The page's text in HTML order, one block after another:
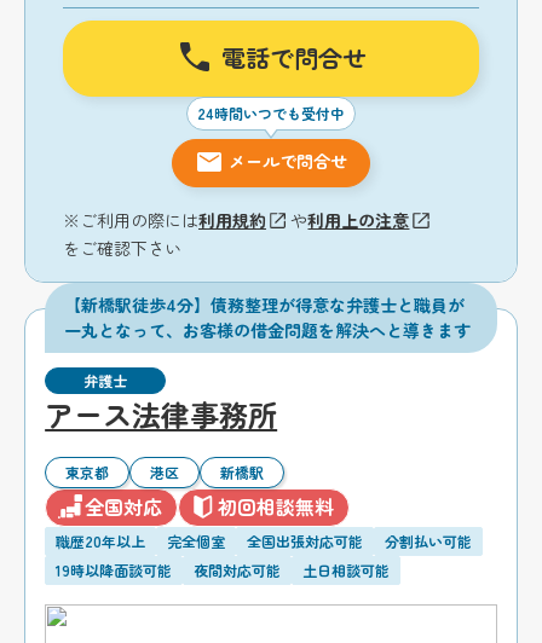
電話で問合せ
24時間いつでも受付中
メールで問合せ
※ご利用の際には利用規約 や利用上の注意
をご確認下さい
【新橋駅徒歩4分】債務整理が得意な弁護士と職員が
一丸となって、お客様の借金問題を解決へと導きます
弁護士
アース法律事務所
東京都 港区 新橋駅
全国対応 初回相談無料
職歴20年以上 完全個室 全国出張対応可能
分割払い可能
19時以降面談可能
夜間対応可能 土日相談可能